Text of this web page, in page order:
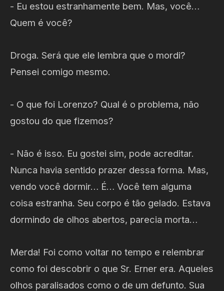
- Eu estou estranhamente bem. Mas, você…
Quem é você?
Droga. Será que ele lembra que o mordi?
Pensei comigo mesmo.
- O que foi Lorenzo? Qual é o problema, não
gostou do que fizemos?
- Não é isso. Eu gostei sim, pode acreditar.
Nunca havia sentido prazer dessa forma. Mas,
vendo você dormir… É… Você tem alguma
coisa estranha. Seu corpo é tão gelado. Estava
dormindo de olhos abertos, parecia morta…
Merda! Foi como voltar no tempo e relembrar
como foi descobrir o que Sr. Erner era. Aqueles
olhos paralisados como o de um defunto. Sua